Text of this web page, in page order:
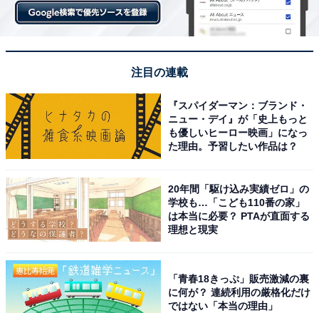
View this post on Instagram
A post shared by なにわ男子 (@naniwadanshi728official)
注目の連載
『スパイダーマン：ブランド・
ニュー・デイ』が「史上もっと
も優しいヒーロー映画」になっ
た理由。予習したい作品は？
20年間「駆け込み実績ゼロ」の
学校も…「こども110番の家」
は本当に必要？ PTAが直面する
理想と現実
「青春18きっぷ」販売激減の裏
に何が？ 連続利用の厳格化だけ
ではない「本当の理由」